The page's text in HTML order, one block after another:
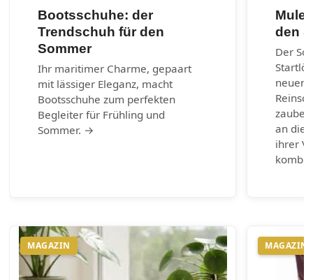
Bootsschuhe: der
Trendschuh für den
Sommer
Ihr maritimer Charme, gepaart
mit lässiger Eleganz, macht
Bootsschuhe zum perfekten
Begleiter für Frühling und
Sommer. →
den
Der
neuen
an die
ihrer
MAGAZIN MAGAZIN